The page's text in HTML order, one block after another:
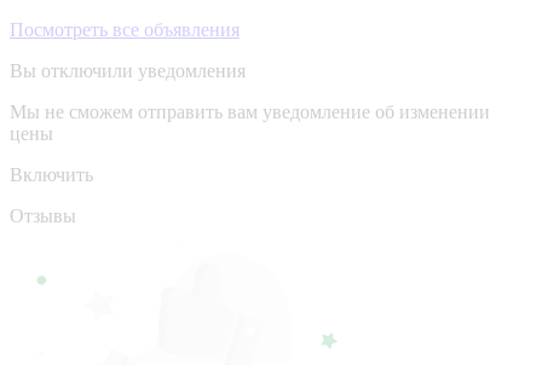
Посмотреть все объявления
Вы отключили уведомления
Мы не сможем отправить вам уведомление об изменении
цены
Включить
Отзывы